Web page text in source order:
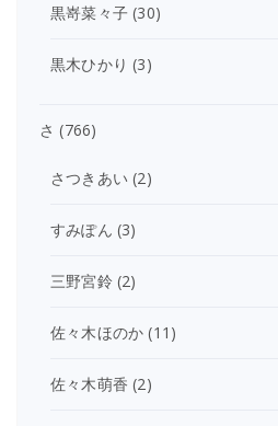
黒嵜菜々子 (30)
黒木ひかり (3)
さ (766)
さつきあい (2)
すみぽん (3)
三野宮鈴(2)
佐々木ほのか (11)
佐々木萌香 (2)